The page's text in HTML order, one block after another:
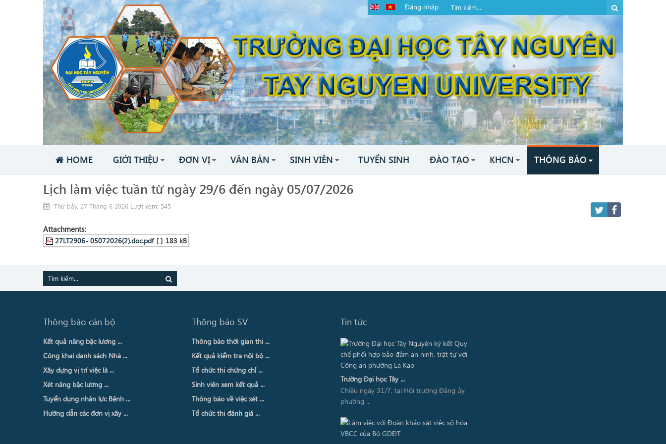
Đăng nhập
HOME GIỚI THIỆU ĐƠN VỊ VĂN BẢN SINH VIÊN TUYỂN SINH ĐÀO TẠO KHCN THÔNG BÁO
Lịch làm việc tuần từ ngày 29/6 đến ngày 05/07/2026
Thứ bảy, 27 Tháng 6 2026 Lượt xem: 545
Attachments:
27LT2906- 05072026(2).doc.pdf [ ] 183 kB
Thông báo cán bộ
Kết quả nâng bậc lương ...
Công khai danh sách Nhà ...
Xây dựng vị trí việc là ...
Xét nâng bậc lương ...
Tuyển dụng nhân lực Bệnh ...
Hướng dẫn các đơn vị xây ...
Thông báo SV
Thông báo thời gian thi ...
Kết quả kiểm tra nội bộ ...
Tổ chức thi chứng chỉ ...
Sinh viên xem kết quả ...
Thông báo về việc xét ...
Tổ chức thi đánh giá ...
Tin tức
Trường Đại học Tây ...
Chiều ngày 31/7, tại Hội trường Đảng ủy
phường ...